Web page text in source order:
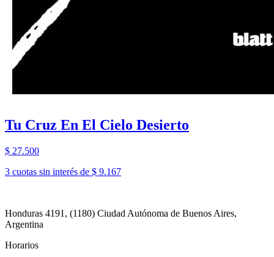
Tu Cruz En El Cielo Desierto
$ 27.500
3 cuotas sin interés de $ 9.167
Honduras 4191, (1180) Ciudad Autónoma de Buenos Aires,
Argentina
Horarios